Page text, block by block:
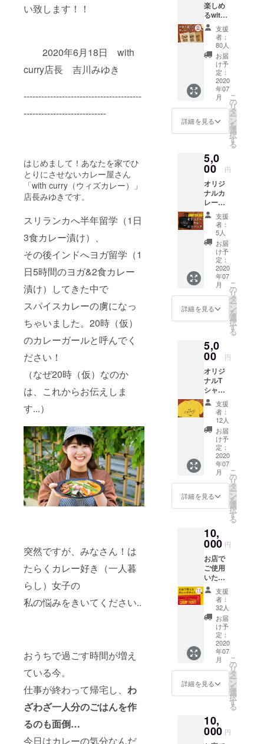
い致します！！
2020年6月18日 with
curry店長 吉川みゆき
----------------------------------------
----------------------------
はじめまして！あなたを家でひ
とりにさせないカレー屋さん
「with curry（ウィズカレー）」
店長みゆきです。
スリランカへ半年留学（1日
3食カレー漬け）、
その後インドへヨガ留学（1
日5時間のヨガ&2食カレー
漬け）してきた中で
スパイスカレーの虜になっ
ちゃいました。20時（仮）
のカレーガールと呼んでく
ださい！
（なぜ20時（仮）なのか
は、これからお伝えしま
す...）
突然ですが、みなさん！は
たらくカレー好き（一人暮
らし）女子の
私の悩みをきいてください..
おうちで過ごす時間が増え
ている今。
仕事が終わって帰宅し、 わ
ざわざ一人分のごはんを作
るのも面倒…
今日はカレーの気分なんだ
お送り
しま
す。 ※
チケッ
トで購
入でき
るの
は、カ
レール
ウ1種
類、ラ
イス、
トッピ
それ以
上は現
支払い
くださ
い。 ※
チケッ
トの有
効期限
は2021
年8月末
までで
す。 ※
リター
ンは
2020年
7月1日
始し、
2020年
までに
お届け
しま
す。 ※
災害等
により
営業不
可能と
なった
場合の
払い戻
しは致
ん。
楽しめ
るwith
curryカ
レー真
空パッ
ク2食分
と、心
を込め
たサン
クス
メー
ル、オ
リジナ
ルス
お送り
しま
す。 ※
カレー
は冷凍
真空
パック
の状態
でお届
けしま
す。沸
騰した
お湯で
10分ほ
ど温め
てから
お召し
カレー
パック
の状態
で、お
届けか
ら2ヶ月
までを
目安に
お召し
上がり
くださ
い。 ※
カレー
は2種類
こちら
でラン
しま
す。 ※
指定住
所へお
送りし
ます
（送料
み）。
※リター
ンは
2020年
7月1日
から順
次お届
始し、
2020年
8月31日
お届け
しま
す。
支援
者：
80人
お届
け予
定：
2020
年07
月
詳細を見る
こ
の
リ
タ
ー
ン
を
選
択
す
る
5,0
00 円
オリジ
ナルカ
レーエ
コバッ
グ、心
を込め
たサン
クス
メー
ル、オ
リジナ
ルス
テッ
カーを
お送り
バッグ
サイ
ズ
幅：
240mm
高
さ：
240mm
持ち
手：
25mm
×350m
m マ
チ：
150mm
※指定住
所へお
込
み）。
ンは
2020年
7月1日
から順
次お届
けを開
始し、
2020年
8月31日
までに
お届け
しま
す。
支援
者：
5人
お届
け予
定：
2020
年07
月
詳細を見る
こ
の
リ
タ
ー
ン
を
選
択
す
る
5,0
00 円
オリジ
ナルT
シャ
ツ、心
を込め
たサン
クス
メー
ル、オ
リジナ
ルス
テッ
カーを
お送り
しま
を必ず
お選び
くださ
い。男
女兼用
サイズ
です。
※指定住
所へお
送りし
ます
（送料
み）。
※リター
ンは
2020年
けを開
始し、
支援
者：
12人
お届
け予
定：
2020
年07
月
詳細を見る
こ
の
リ
タ
ー
ン
を
選
択
す
る
10,
000 円
お店で
ご使用
いただ
けるモ
バイル
カレー
チケッ
ト11枚
（16,50
0円相
当）
と、心
を込め
たサン
クス
リジナ
ルス
テッ
支援
者：
32人
お届
け予
定：
2020
年07
月
詳細を見る
こ
の
リ
タ
ー
ン
を
選
択
す
る
10,
000 円